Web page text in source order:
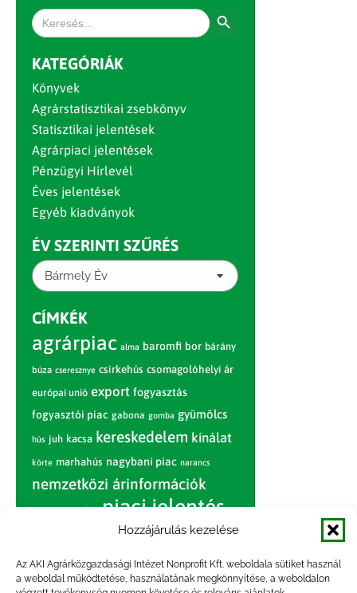
Hozzájárulás kezelése
Az AKI Agrárközgazdasági Intézet Nonprofit Kft. weboldala sütiket használ
a weboldal működtetése, használatának megkönnyítése, a weboldalon
Search
for:
KATEGÓRIÁK
Könyvek
Agrárstatisztikai zsebkönyv
Statisztikai jelentések
Agrárpiaci jelentések
Pénzügyi Hírlevél
Éves jelentések
Egyéb kiadványok
ÉV SZERINTI SZŰRÉS
Bármely Év
CÍMKÉK
agrárpiac alma baromfi bor bárány
búza cseresznye csirkehús csomagolóhelyi ár
európai unió export fogyasztás
fogyasztói piac gabona gomba gyümölcs
hús juh kacsa kereskedelem kínálat
körte marhahús nagybani piac narancs
nemzetközi árinformációk
piac piaci jelentés
sertés sertéshús
szarvasmarha termelés termelői
ár tojás világpiac vágóbárány